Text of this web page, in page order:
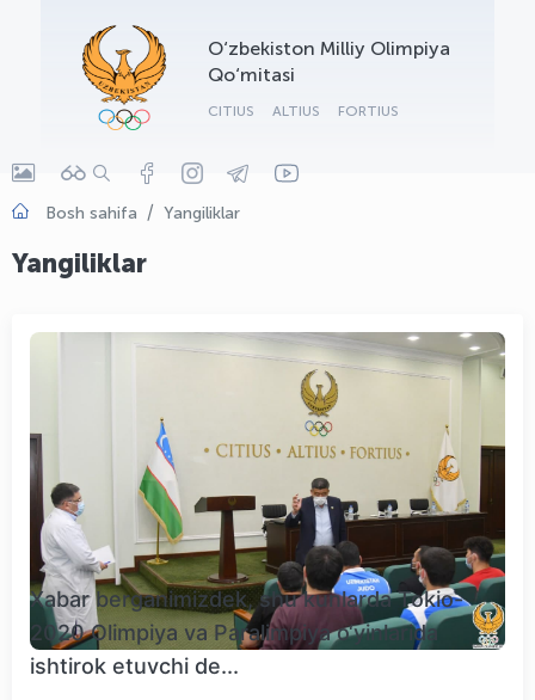
O‘zbekiston Milliy Olimpiya
Qo‘mitasi
CITIUS ALTIUS FORTIUS
Bosh sahifa Yangiliklar
Yangiliklar
Xabar berganimizdek, shu kunlarda Tokio-
2020 Olimpiya va Paralimpiya o‘yinlarida
ishtirok etuvchi de...
OLYMPCHIK AI - yordamchi
Onlayn · olympic.uz